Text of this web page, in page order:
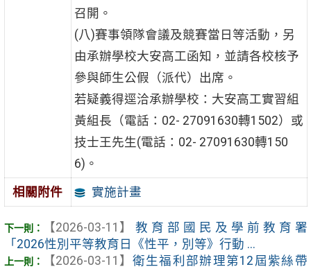
召開。
(八)賽事領隊會議及競賽當日等活動，另
由承辦學校大安高工函知，並請各校核予
參與師生公假（派代）出席。
若疑義得逕洽承辦學校：大安高工實習組
黃組長（電話：02- 27091630轉1502）或
技士王先生(電話：02- 27091630轉150
6)。
相關附件 實施計畫
【2026-03-11】
教育部國民及學前教育署
「2026性別平等教育日《性平，別等》行動 ...
【2026-03-11】 衛生福利部辦理第12屆紫絲帶